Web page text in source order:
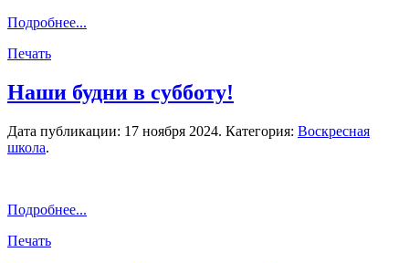
Подробнее...
Печать
Наши будни в субботу!
Дата публикации: 17 ноября 2024. Категория: Воскресная
школа.
Подробнее...
Печать